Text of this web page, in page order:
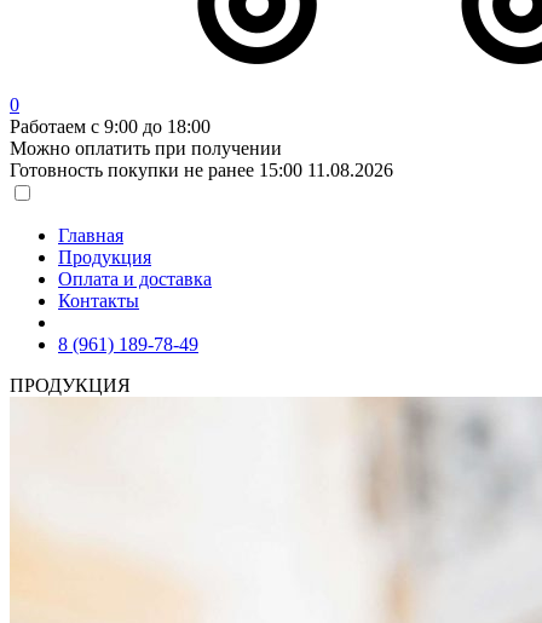
0
Работаем с 9:00 до 18:00
Можно оплатить при получении
Готовность покупки не ранее 15:00 11.08.2026
Главная
Продукция
Оплата и доставка
Контакты
8 (961) 189-78-49
ПРОДУКЦИЯ